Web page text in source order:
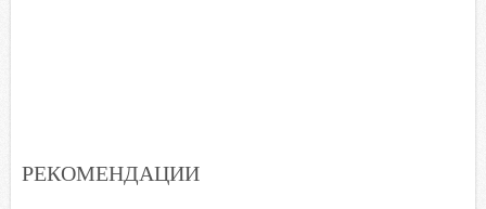
РЕКОМЕНДАЦИИ